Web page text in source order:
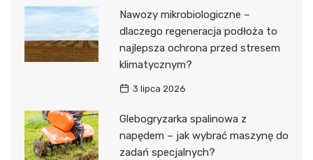
Nawozy mikrobiologiczne –
dlaczego regeneracja podłoża to
najlepsza ochrona przed stresem
klimatycznym?
3 lipca 2026
Glebogryzarka spalinowa z
napędem – jak wybrać maszynę do
zadań specjalnych?